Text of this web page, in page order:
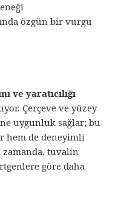
özgün bir vurgu
ve yaratıcılığı
Çerçeve ve yüzey
uygunluk sağlar; bu
hem de deneyimli
zamanda, tuvalin
göre daha